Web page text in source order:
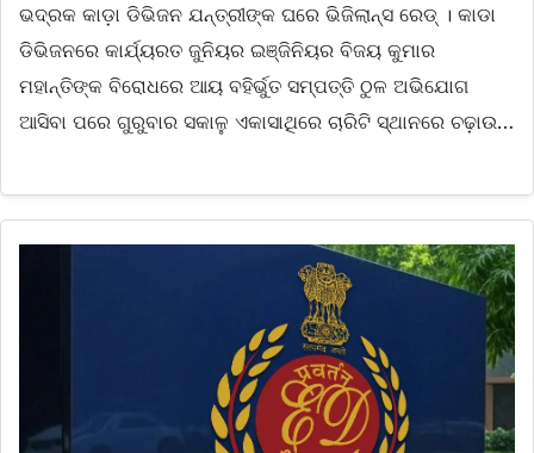
ଭଦ୍ରକ କାଡ଼ା ଡିଭିଜନ ଯନ୍ତ୍ରୀଙ୍କ ଘରେ ଭିଜିଲାନ୍ସ ରେଡ୍ । କାଡା
ଡିଭିଜନରେ କାର୍ଯ୍ୟରତ ଜୁନିୟର ଇଞ୍ଜିନିୟର ବିଜୟ କୁମାର
ମହାନ୍ତିଙ୍କ ବିରୋଧରେ ଆୟ ବହିର୍ଭୁତ ସମ୍ପତ୍ତି ଠୁଳ ଅଭିଯୋଗ
ଆସିବା ପରେ ଗୁରୁବାର ସକାଳୁ ଏକାସାଥିରେ ଚାରିଟି ସ୍ଥାନରେ ଚଢ଼ାଉ…